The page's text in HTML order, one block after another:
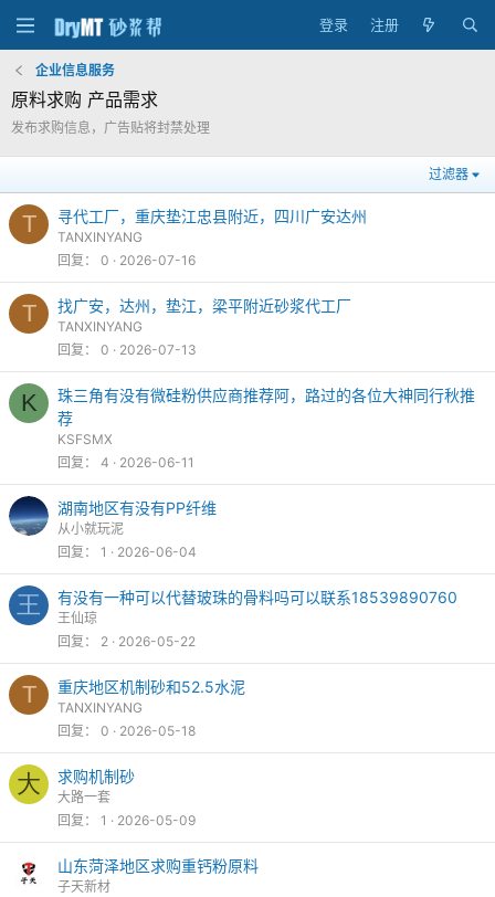
登录 注册
企业信息服务
原料求购 产品需求
发布求购信息，广告贴将封禁处理
过滤器
T 寻代工厂，重庆垫江忠县附近，四川广安达州
TANXINYANG
回复
0 2026-07-16
T 找广安，达州，垫江，梁平附近砂浆代工厂
TANXINYANG
回复
0 2026-07-13
K
珠三角有没有微硅粉供应商推荐阿，路过的各位大神同行秋推
荐
KSFSMX
回复
4 2026-06-11
湖南地区有没有PP纤维
从小就玩泥
回复
1 2026-06-04
王 有没有一种可以代替玻珠的骨料吗可以联系18539890760
王仙琼
回复
2 2026-05-22
T 重庆地区机制砂和52.5水泥
TANXINYANG
回复
0 2026-05-18
大 求购机制砂
大路一套
回复
1 2026-05-09
山东菏泽地区求购重钙粉原料
子天新材